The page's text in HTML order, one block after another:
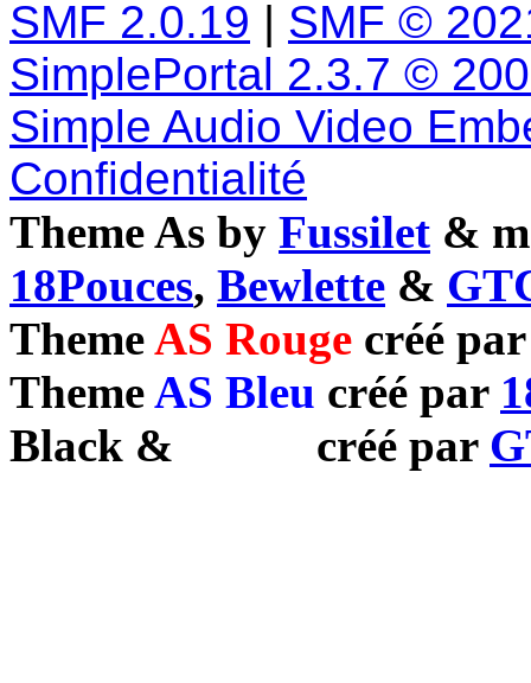
SMF 2.0.19 | SMF ©
SimplePortal 2.3.7 ©
Simple Audio Video
Confidentialité
Theme As by Fussilet &
18Pouces, Bewlette &
ThemeAS Rouge créé
ThemeAS Bleu créé par
Black & créé par